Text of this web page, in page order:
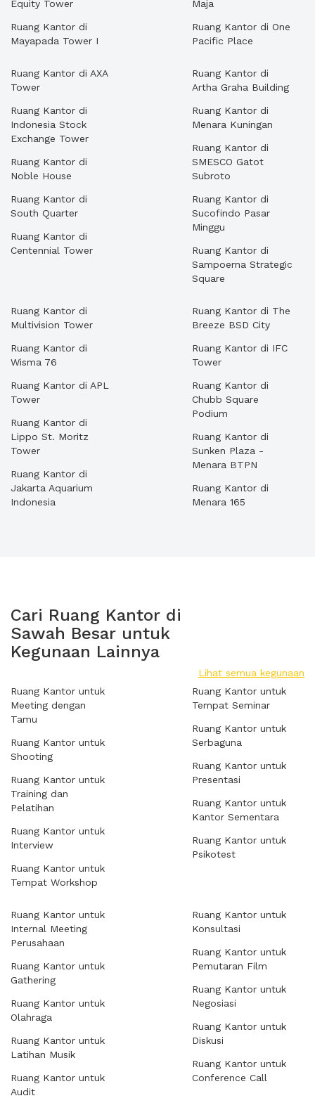
Equity Tower
Ruang Kantor di
Mayapada Tower I
Maja
Ruang Kantor di One
Pacific Place
Ruang Kantor di AXA
Tower
Ruang Kantor di
Indonesia Stock
Exchange Tower
Ruang Kantor di
Noble House
Ruang Kantor di
South Quarter
Ruang Kantor di
Centennial Tower
Ruang Kantor di
Artha Graha Building
Ruang Kantor di
Menara Kuningan
Ruang Kantor di
SMESCO Gatot
Subroto
Ruang Kantor di
Sucofindo Pasar
Minggu
Ruang Kantor di
Sampoerna Strategic
Square
Ruang Kantor di
Multivision Tower
Ruang Kantor di
Wisma 76
Ruang Kantor di APL
Tower
Ruang Kantor di
Lippo St. Moritz
Tower
Ruang Kantor di
Jakarta Aquarium
Indonesia
Ruang Kantor di The
Breeze BSD City
Ruang Kantor di IFC
Tower
Ruang Kantor di
Chubb Square
Podium
Ruang Kantor di
Sunken Plaza -
Menara BTPN
Ruang Kantor di
Menara 165
Cari Ruang Kantor di
Sawah Besar untuk
Kegunaan Lainnya
Lihat semua kegunaan
Ruang Kantor untuk
Meeting dengan
Tamu
Ruang Kantor untuk
Shooting
Ruang Kantor untuk
Training dan
Pelatihan
Ruang Kantor untuk
Interview
Ruang Kantor untuk
Tempat Workshop
Ruang Kantor untuk
Tempat Seminar
Ruang Kantor untuk
Serbaguna
Ruang Kantor untuk
Presentasi
Ruang Kantor untuk
Kantor Sementara
Ruang Kantor untuk
Psikotest
Ruang Kantor untuk
Internal Meeting
Perusahaan
Ruang Kantor untuk
Gathering
Ruang Kantor untuk
Olahraga
Ruang Kantor untuk
Latihan Musik
Ruang Kantor untuk
Audit
Ruang Kantor untuk
Konsultasi
Ruang Kantor untuk
Pemutaran Film
Ruang Kantor untuk
Negosiasi
Ruang Kantor untuk
Diskusi
Ruang Kantor untuk
Conference Call